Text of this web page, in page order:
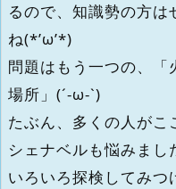
るので、知識勢の方
ね(*’ω’*)
問題はもう一つの、「
場所」(´-ω-`)
たぶん、多くの人がこ
シェナベルも悩みま
いろいろ探検してみつ